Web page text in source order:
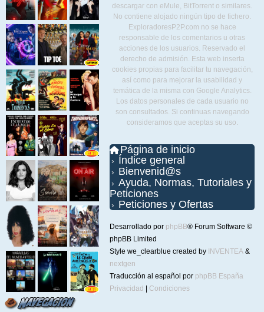
descargar con eMule, BitTorrent o similares.
No contiene alojado ningún tipo de fichero.
ExploradoresP2P.com no se hace
responsable de los comentarios u otras
acciones de los usuarios. Reservado el
derecho de admisión. Esta web inserta
cookies propias para facilitar tu navegación,
así como para mejorar la usabilidad y
temática de la misma con Google Analytics.
Los datos personales de cada usuario no
son consultados. Si continuas navegando
consideramos que aceptas su uso.
Página de inicio
Índice general
Bienvenid@s
Ayuda, Normas, Tutoriales y
Peticiones
Peticiones y Ofertas
Desarrollado por phpBB® Forum Software ©
phpBB Limited
Style we_clearblue created by INVENTEA &
nextgen
Traducción al español por phpBB España
Privacidad
Condiciones